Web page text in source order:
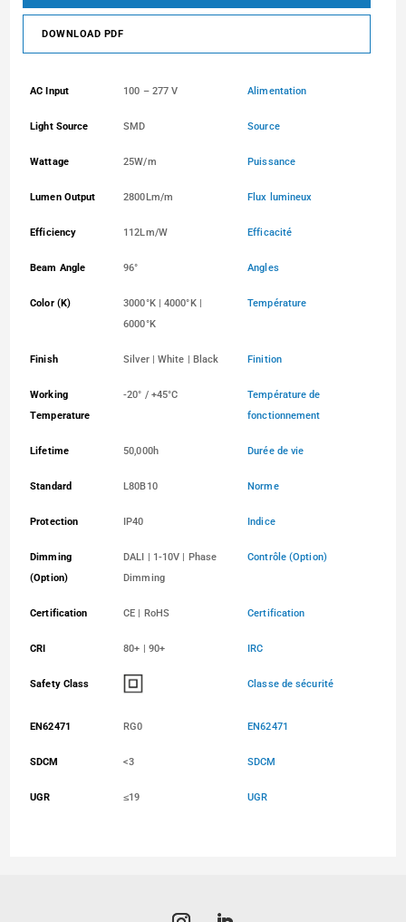
DOWNLOAD PDF
AC Input 100 – 277 V Alimentation
Light Source SMD Source
Wattage 25W/m Puissance
Lumen Output 2800Lm/m Flux lumineux
Efficiency 112Lm/W Efficacité
Beam Angle 96° Angles
Color (K)
3000°K | 4000°K |
6000°K
Température
Finish Silver | White | Black Finition
Working
Temperature
-20° / +45°C
Température de
fonctionnement
Lifetime 50,000h Durée de vie
Standard L80B10 Norme
Protection IP40 Indice
Dimming
(Option)
DALI | 1-10V | Phase
Dimming
Contrôle (Option)
Certification CE | RoHS Certification
CRI 80+ | 90+ IRC
Safety Class Classe de sécurité
EN62471 RG0 EN62471
SDCM <3 SDCM
UGR ≤19 UGR